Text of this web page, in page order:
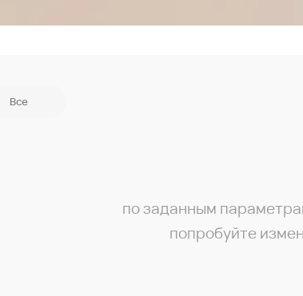
Все
по заданным
попробуйте